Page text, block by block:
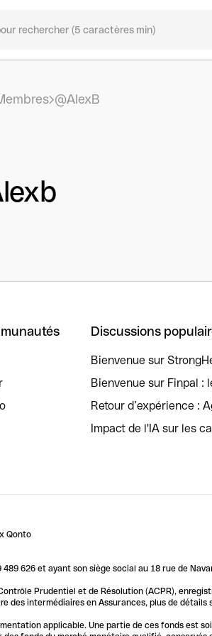
@AlexB
Discussions
Bienvenue sur
Bienvenue sur Finpal :
Retour d’expérience :
Impact de l'IA sur les
Qonto
626 et ayant son siège social au 18 rue de
Prudentiel et de Résolution (ACPR),
des intermédiaires en Assurances, plus de
applicable. Une partie de ces fonds est